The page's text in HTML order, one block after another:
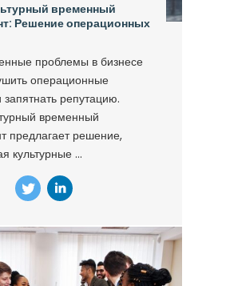
временный
Решение операционных
проблемы в бизнесе
операционные
запятнать репутацию.
временный
предлагает решение,
культурные ...